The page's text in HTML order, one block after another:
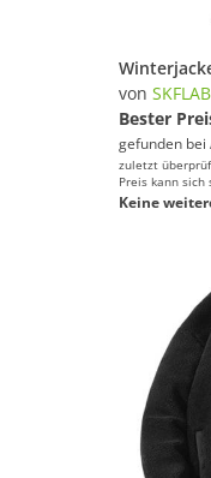
von
Bester
gefunden bei
zuletzt
Preis kann
Keine